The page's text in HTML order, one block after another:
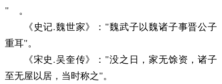
"
。
《史记.魏世家》： "魏武子以魏诸子事晋公子
重耳"。
《宋史 .吴奎传》： "没之日，家无馀资，诸子
至无屋以居，当时称之"。